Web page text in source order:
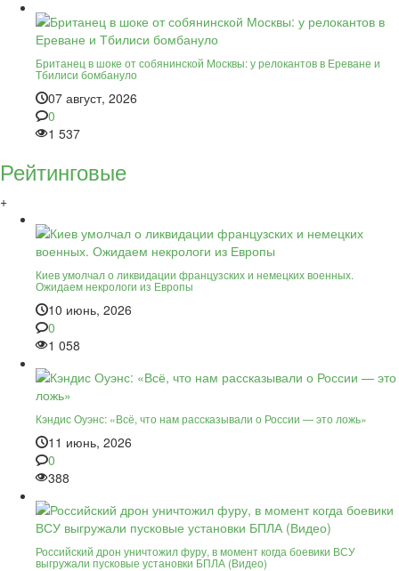
Британец в шоке от собянинской Москвы: у релокантов в Ереване и
Тбилиси бомбануло
07 август, 2026
0
1 537
Рейтинговые
+
Киев умолчал о ликвидации французских и немецких военных.
Ожидаем некрологи из Европы
10 июнь, 2026
0
1 058
Кэндис Оуэнс: «Всё, что нам рассказывали о России — это ложь»
11 июнь, 2026
0
388
Российский дрон уничтожил фуру, в момент когда боевики ВСУ
выгружали пусковые установки БПЛА (Видео)